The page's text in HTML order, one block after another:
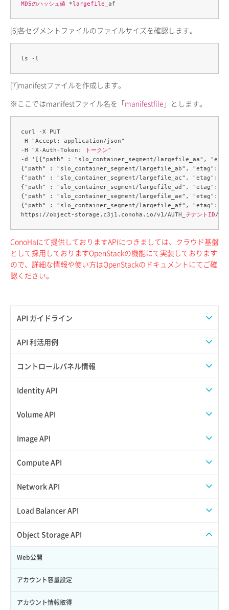
API ガイドライン
APIのご利用について
API 利活用例
APIでAPIサブユーザーを作成する
APIでVPSにISOイメージを挿入する
APIでVPSを作成する
コントロールパネル情報
APIユーザーを作成する
API情報を確認する
Identity API
Credential一覧取得
Credential作成
Credential削除
サブユーザーにロールを紐づけ
サブユーザー一覧取得
サブユーザー作成
サブユーザー削除
Volume API
スナップショット一覧取得
スナップショット作成
スナップショット削除
スナップショット詳細取得（アイテム指定）
バックアップリストア
バックアップ一覧取得
Image API
ISOイメージアップロード
ISOイメージ作成
イメージ一覧取得
Compute API
ISOイメージ挿入/排出
SSHキーペア一覧取得
SSHキーペア作成
SSHキーペア削除
SSHキーペア詳細取得
アタッチ済みポート一覧取得
Network API
QoSポリシー一覧取得
QoSポリシー詳細取得
サブネット一覧取得
サブネット作成（ローカルネットワーク用）
サブネット削除（ローカルネットワーク用）
Load Balancer API
プール一覧取得
プール作成
プール削除
プール更新
Object Storage API
Web公開
アカウント容量設定
アカウント情報取得
MD5のハッシュ値 *largefile
[6]各セグメントファイルのファイルサイズを確認します。
[7]manifestファイルを作成します。
※ここではmanifestファイル名を「manifestfile 」とします。
curl -X PUT
-H "Accept: application/json"
-H "X-Auth-Token:
トークン"
-d '[{"path" : "slo_container_segment/largefile_aa",
{"path" : "slo_container_segment/largefile_ab", "etag": "
{"path" : "slo_container_segment/largefile_ac", "etag": "
{"path" : "slo_container_segment/largefile_ad", "etag": "
{"path" : "slo_container_segment/largefile_ae", "etag": "
{"path" : "slo_container_segment/largefile_af", "etag": "
https://object-storage.c3j1.conoha.io/v1/AUTH_ テナントID/
ConoHaにて提供しておりますAPIにつきましては、クラウド基盤
として採用しておりますOpenStackの機能にて実装しております
ので、詳細な情報や使い方はOpenStackのドキュメントにてご確
認ください。